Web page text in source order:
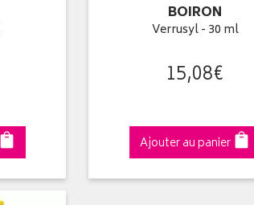
BOIRON
Verrusyl - 30 ml
15,08€
Ajouter au panier